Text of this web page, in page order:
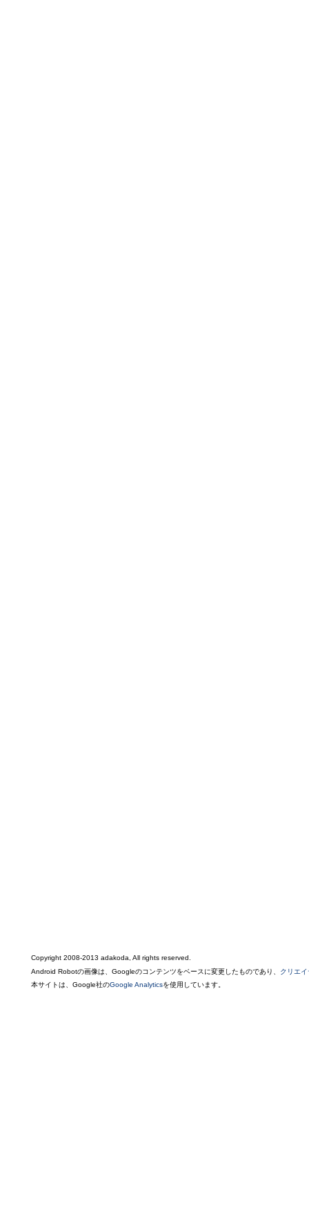
Copyright 2008-2013 adakoda, All rights reserved.
Android Robotの画像は、Googleのコンテンツをベースに変更したものであり、 クリエ
本サイトは、Google社のGoogle Analyticsを使用しています。